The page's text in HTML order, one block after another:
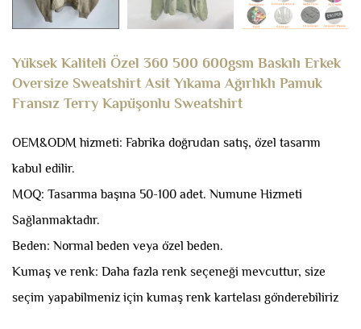
Yüksek Kaliteli Özel 360 500 600gsm Baskılı Erkek
Oversize Sweatshirt Asit Yıkama Ağırlıklı Pamuk
Fransız Terry Kapüşonlu Sweatshirt
OEM&ODM hizmeti: Fabrika doğrudan satış, özel tasarım
kabul edilir.
MOQ: Tasarıma başına 50-100 adet. Numune Hizmeti
Sağlanmaktadır.
Beden: Normal beden veya özel beden.
Kumaş ve renk: Daha fazla renk seçeneği mevcuttur, size
seçim yapabilmeniz için kumaş renk kartelası gönderebiliriz